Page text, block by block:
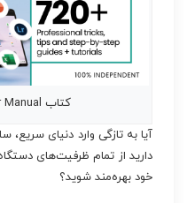
کتاب Chromebook User Manual
آیا به تازگی وارد دنیای
خود بهره‌مند شوید؟